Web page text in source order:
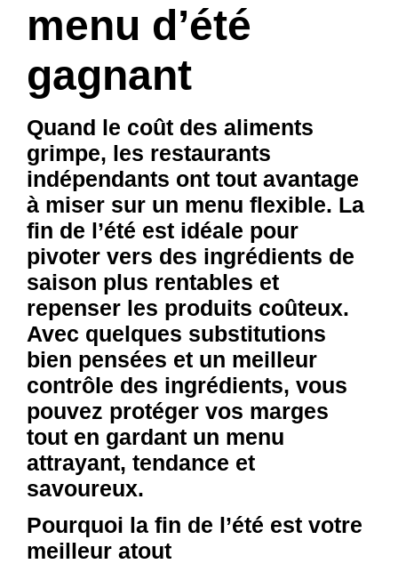
menu d’été
gagnant
Quand le coût des aliments
grimpe, les restaurants
indépendants ont tout avantage
à miser sur un menu flexible. La
fin de l’été est idéale pour
pivoter vers des ingrédients de
saison plus rentables et
repenser les produits coûteux.
Avec quelques substitutions
bien pensées et un meilleur
contrôle des ingrédients, vous
pouvez protéger vos marges
tout en gardant un menu
attrayant, tendance et
savoureux.
Pourquoi la fin de l’été est votre
meilleur atout